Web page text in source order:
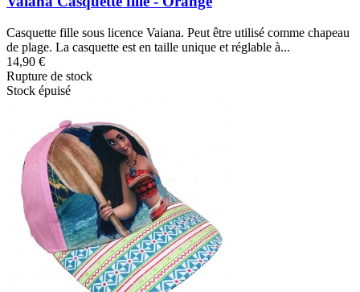
Casquette fille sous licence Vaiana. Peut être utilisé comme chapeau
de plage. La casquette est en taille unique et réglable à...
14,90 €
Rupture de stock
Stock épuisé